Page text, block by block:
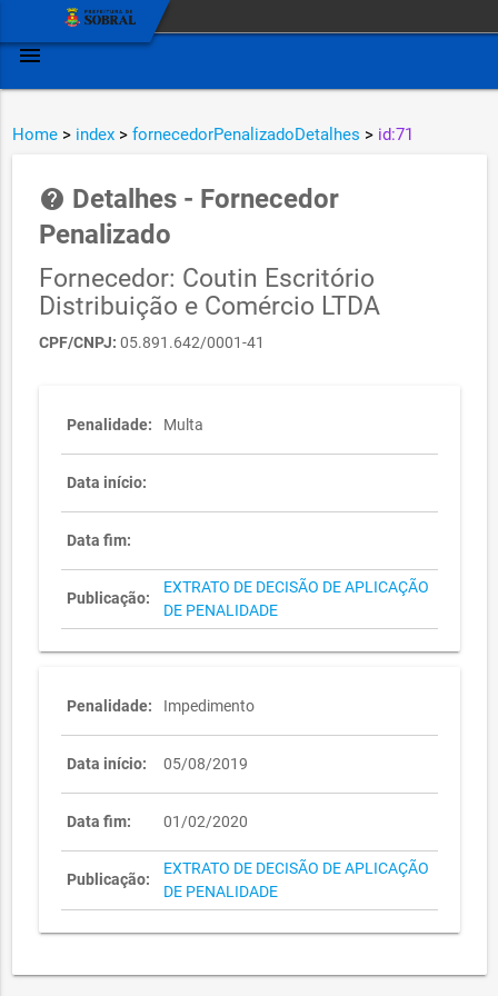
menu
Home > index > fornecedorPenalizadoDetalhes > id:71
help Detalhes - Fornecedor
Penalizado
Fornecedor: Coutin Escritório
Distribuição e Comércio LTDA
CPF/CNPJ: 05.891.642/0001-41
Penalidade: Multa
Data início:
Data fim:
Publicação:
EXTRATO DE DECISÃO DE APLICAÇÃO
DE PENALIDADE
Penalidade: Impedimento
Data início: 05/08/2019
Data fim: 01/02/2020
Publicação:
EXTRATO DE DECISÃO DE APLICAÇÃO
DE PENALIDADE